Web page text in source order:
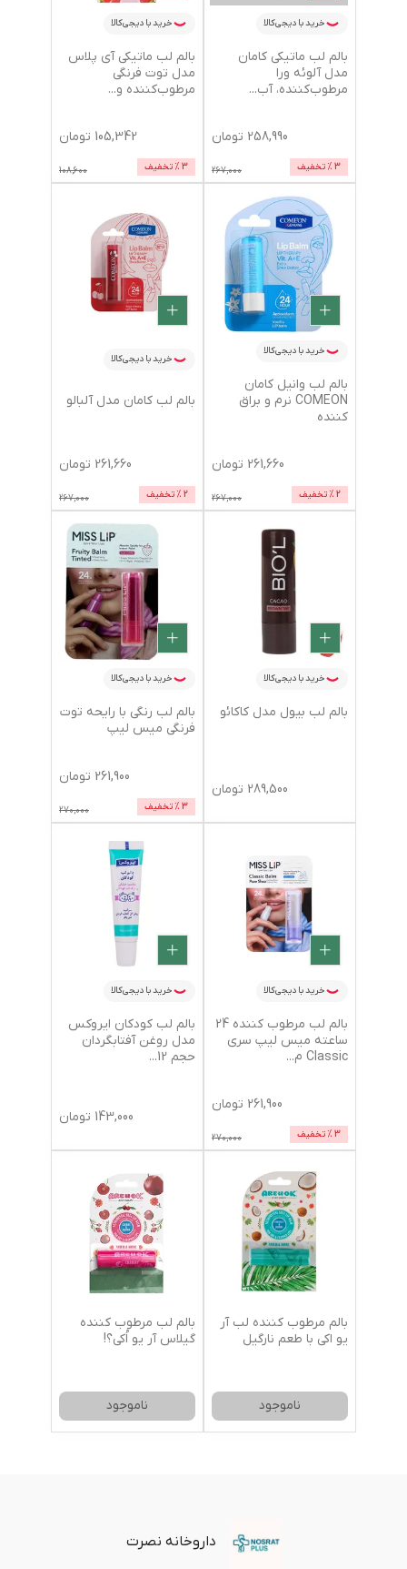
خرید با دیجی‌کالا
بالم لب ماتیکی کامان
مدل آلوئه ورا
مرطوب‌کننده، آب...
258,990 تومان
3 % تخفیف 267,000
خرید با دیجی‌کالا
بالم لب ماتیکی آی پلاس
مدل توت فرنگی
مرطوب‌کننده و...
105,342 تومان
3 % تخفیف 108,600
خرید با دیجی‌کالا
بالم لب وانیل کامان
COMEON نرم و براق
کننده
261,660 تومان
2 % تخفیف 267,000
خرید با دیجی‌کالا
بالم لب کامان مدل آلبالو
261,660 تومان
2 % تخفیف 267,000
خرید با دیجی‌کالا
بالم لب بیول مدل کاکائو
289,500 تومان
خرید با دیجی‌کالا
بالم لب رنگی با رایحه توت
فرنگی میس لیپ
261,900 تومان
3 % تخفیف 270,000
خرید با دیجی‌کالا
بالم لب مرطوب کننده 24
ساعته میس لیپ سری
Classic م
...
261,900 تومان
3 % تخفیف 270,000
خرید با دیجی‌کالا
بالم لب کودکان ایروکس
مدل روغن آفتابگردان
حجم 12
...
143,000 تومان
بالم مرطوب کننده لب آر
یو اکی با طعم نارگیل
ناموجود
بالم لب مرطوب کننده
گیلاس آر یو اُکی؟!
ناموجود
داروخانه نصرت